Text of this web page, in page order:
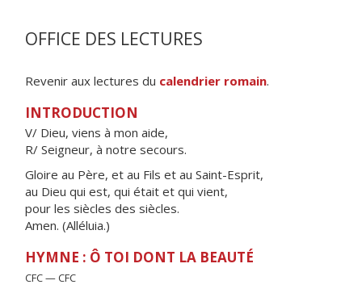
OFFICE DES LECTURES
Revenir aux lectures du calendrier romain.
INTRODUCTION
V/ Dieu, viens à mon aide,
R/ Seigneur, à notre secours.
Gloire au Père, et au Fils et au Saint-Esprit,
au Dieu qui est, qui était et qui vient,
pour les siècles des siècles.
Amen. (Alléluia.)
HYMNE : Ô TOI DONT LA BEAUTÉ
CFC — CFC